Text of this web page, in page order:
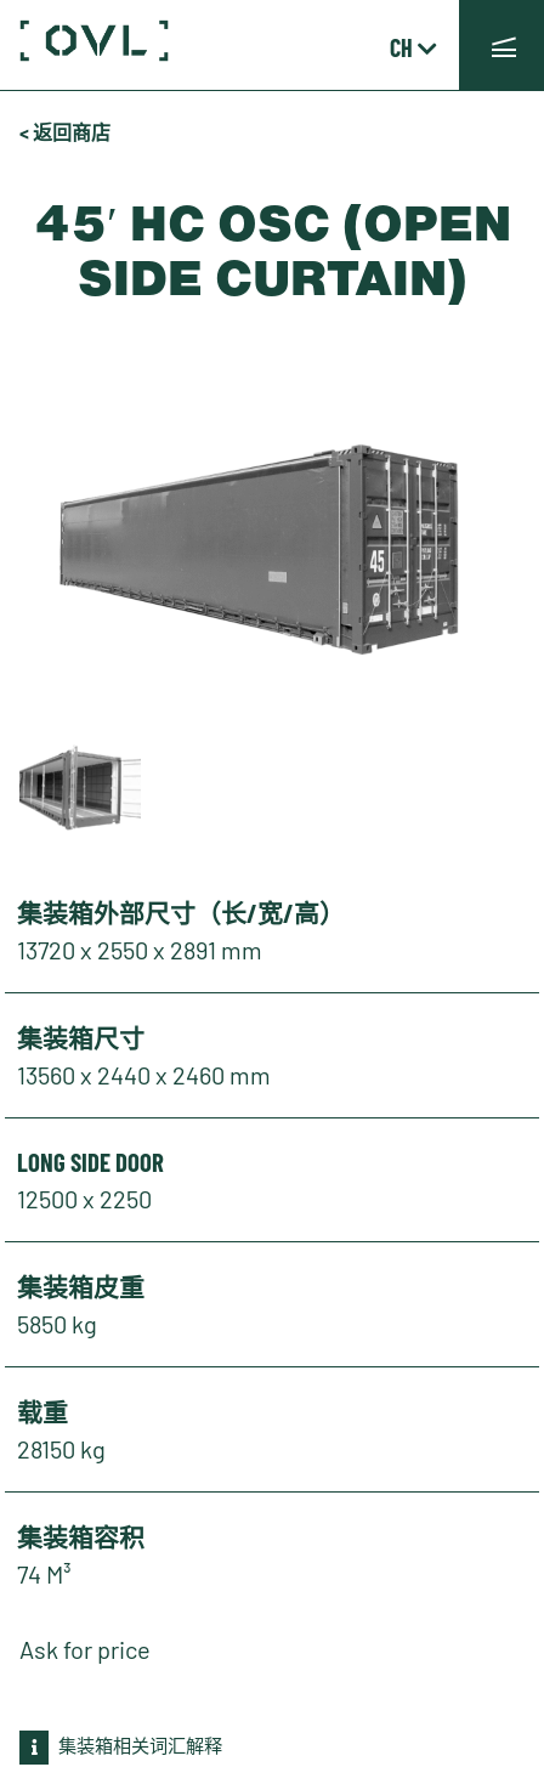
CH
< 返回商店
45′ HC OSC (OPEN
SIDE CURTAIN)
集装箱外部尺寸（长/宽/高）
13720 x 2550 x 2891 mm
集装箱尺寸
13560 x 2440 x 2460 mm
LONG SIDE DOOR
12500 x 2250
集装箱皮重
5850 kg
载重
28150 kg
集装箱容积
74 M³
Ask for price
集装箱相关词汇解释